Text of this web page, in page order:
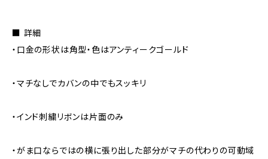
■ 詳細
・口金の形状は角型・色はアンティークゴールド
・マチなしでカバンの中でもスッキリ
・インド刺繍リボンは片面のみ
・がま口ならではの横に張り出した部分がマチの代わりの可動域